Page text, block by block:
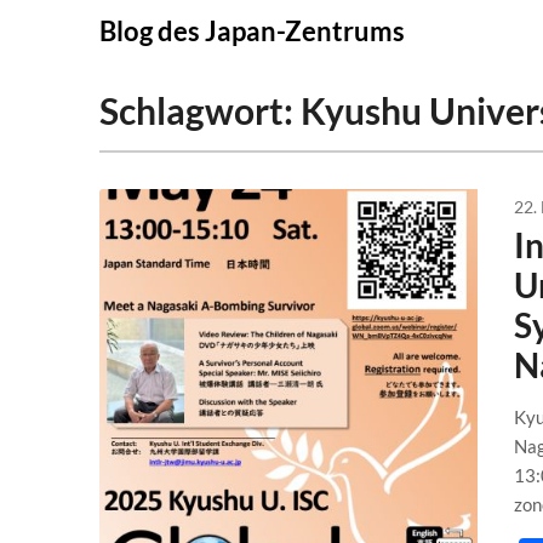
Blog des Japan-Zentrums
Schlagwort: Kyushu
22.